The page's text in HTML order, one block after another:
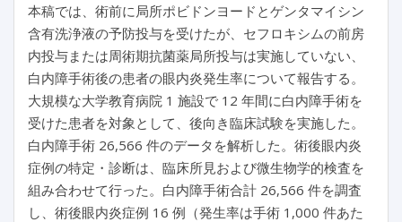
本稿では、術前に局所ポビドンヨードとゲンタマイシン
含有洗浄液の予防投与を受けたが、セフロキシムの前房
内投与または周術期抗菌薬局所投与は実施していない、
白内障手術後の患者の眼内炎発生率について報告する。
大規模な大学教育病院 1 施設で 12 年間に白内障手術を
受けた患者を対象として、後向き臨床試験を実施した。
白内障手術 26,566 件のデータを解析した。術後眼内炎
症例の特定・診断は、臨床所見および微生物学的検査を
組み合わせて行った。白内障手術合計 26,566 件を調査
し、術後眼内炎症例 16 例（発生率は手術 1,000 件あた